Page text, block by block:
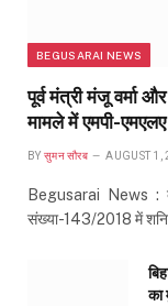
BEGUSARAI NEWS
पूर्व मंत्री मंजू वर्मा
मामले में एमपी-
BY सुमन सौरब AUGUST 1,
Begusarai News :
संख्या-143/2018 में
का